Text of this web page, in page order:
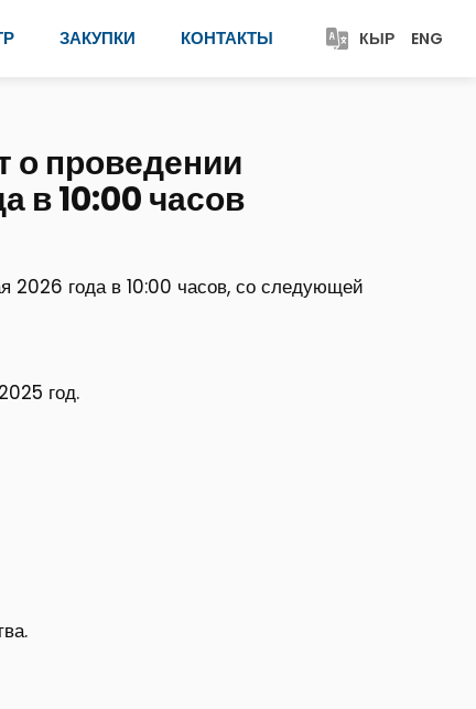
ЗАКУПКИ КОНТАКТЫ КЫР ENG
о проведении
в 10:00 часов
2026 года в 10:00 часов, со следующей
год.